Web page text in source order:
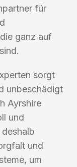
für
ganz auf
sorgt
unbeschädigt
Ayrshire
und
und
um